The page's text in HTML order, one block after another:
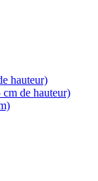
hauteur)
cm de hauteur)